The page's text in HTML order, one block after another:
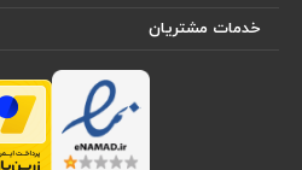
خدمات مشتریان